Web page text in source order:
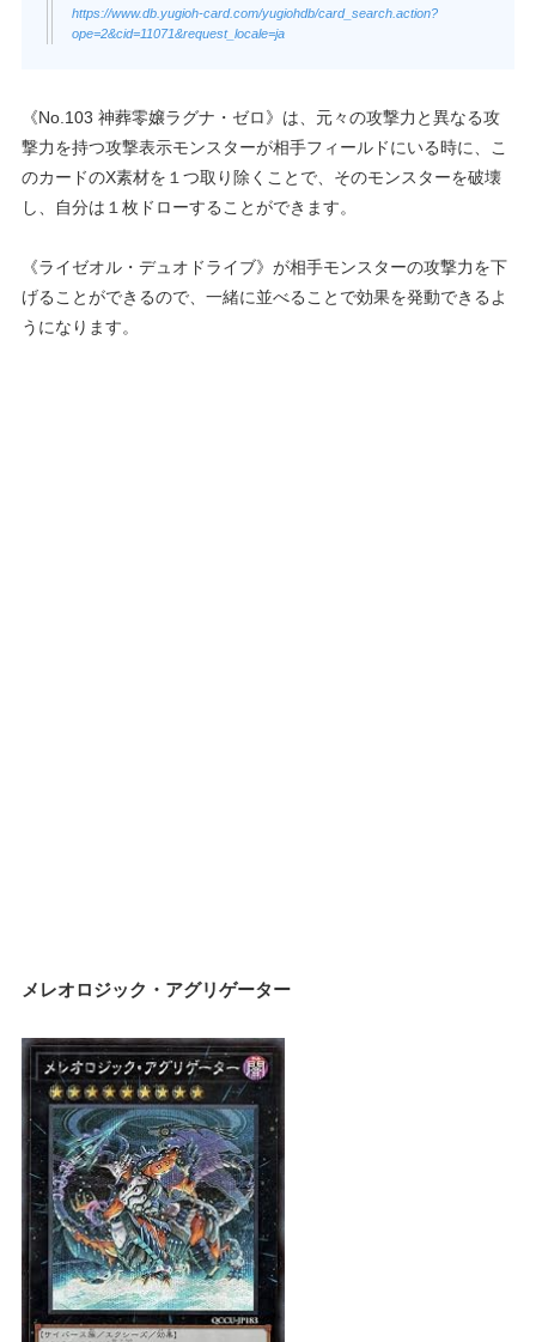
https://www.db.yugioh-card.com/yugiohdb/card_search.action?
ope=2&cid=11071&request_locale=ja
《No.103 神葬零嬢ラグナ・ゼロ》は、元々の攻撃力と異なる攻
撃力を持つ攻撃表示モンスターが相手フィールドにいる時に、こ
のカードのX素材を１つ取り除くことで、そのモンスターを破壊
し、自分は１枚ドローすることができます。
《ライゼオル・デュオドライブ》が相手モンスターの攻撃力を下
げることができるので、一緒に並べることで効果を発動できるよ
うになります。
メレオロジック・アグリゲーター